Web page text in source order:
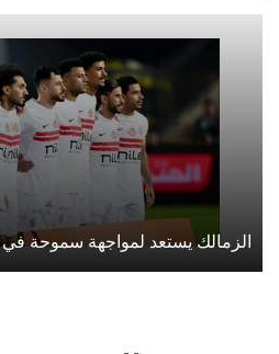
الزمالك يستعد لمواجهة سموحة